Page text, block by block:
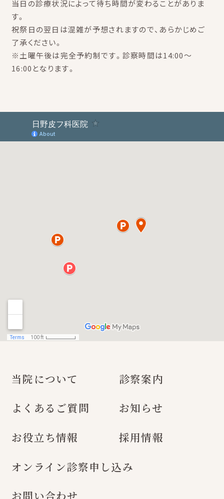
当日の診療状況によって待ち時間が変わることがありま
す。
祝祭日の翌日は混雑が予想されますので、あらかじめご
了承ください。
※土曜午後は完全予約制です。診察時間は14:00～
16:00となります。
当院について
診察案内
よくあるご質問
お知らせ
お役立ち情報
採用情報
オンライン診察申し込み
お問い合わせ